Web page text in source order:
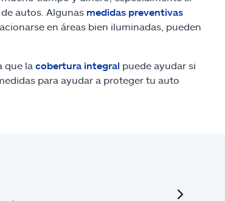
autos. Algunas medidas preventivas
en áreas bien iluminadas, pueden
que la cobertura integral puede ayudar si
para ayudar a proteger tu auto
next